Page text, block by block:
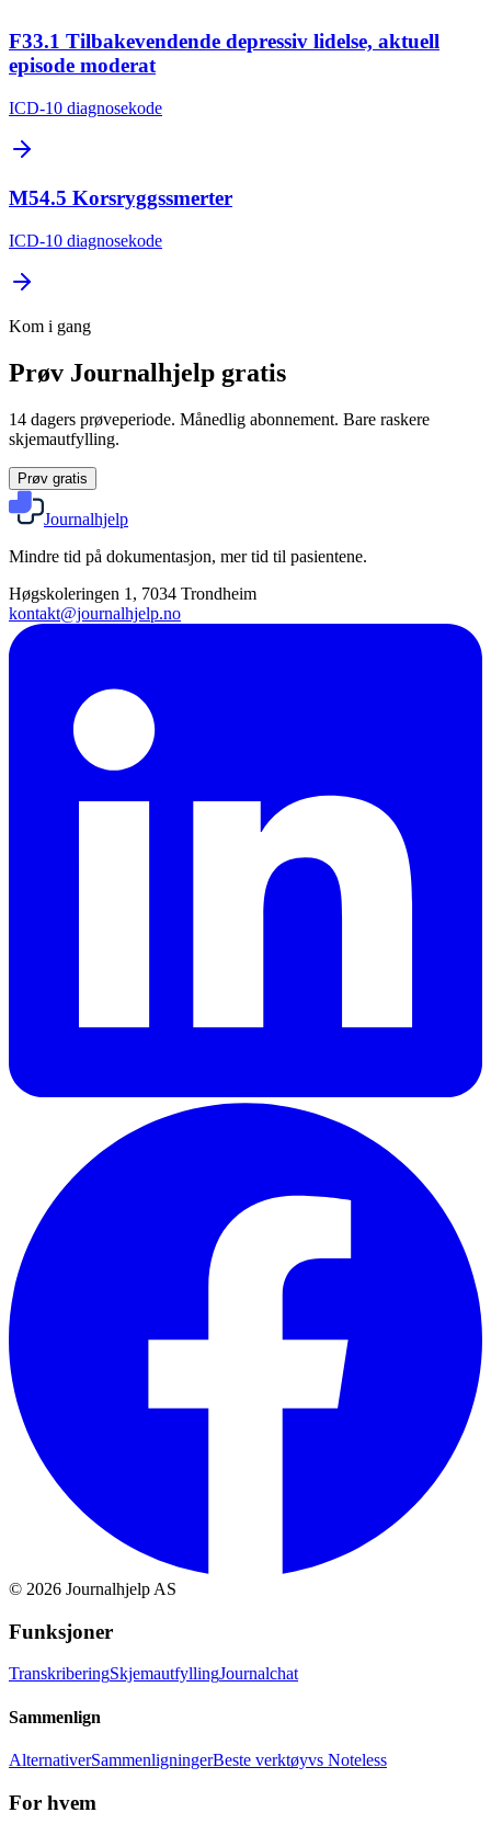
F33.1 Tilbakevendende depressiv lidelse, aktuell
episode moderat
ICD-10 diagnosekode
M54.5 Korsryggssmerter
ICD-10 diagnosekode
Kom i gang
Prøv Journalhjelp gratis
14 dagers prøveperiode. Månedlig abonnement. Bare raskere
skjemautfylling.
Prøv gratis
Journalhjelp
Mindre tid på dokumentasjon, mer tid til pasientene.
Høgskoleringen 1, 7034 Trondheim
kontakt@journalhjelp.no
© 2026 Journalhjelp AS
Funksjoner
TranskriberingSkjemautfyllingJournalchat
Sammenlign
AlternativerSammenligningerBeste verktøyvs Noteless
For hvem